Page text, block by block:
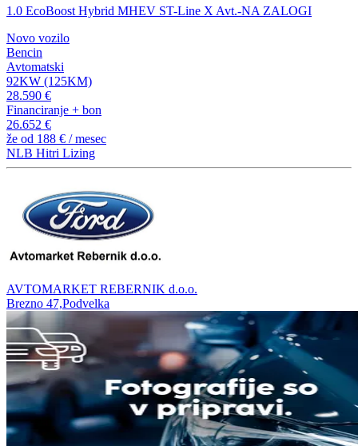
1.0 EcoBoost Hybrid MHEV ST-Line X Avt.-NA ZALOGI
Novo vozilo
Bencin
Avtomatski
92KW (125KM)
28.590 €
Financiranje + bon
26.652 €
že od 188 € / mesec
NLB Hitri Lizing
AVTOMARKET REBERNIK d.o.o.
Brezno 47,Podvelka